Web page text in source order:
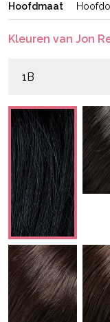
Hoofdmaat
Kleuren van Jon